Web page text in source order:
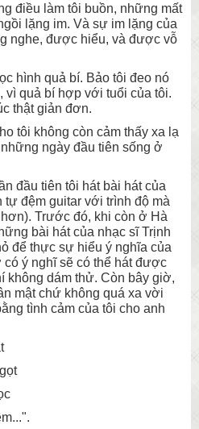
điều làm tôi buồn, những mất
lặng im. Và sự im lặng của
nghe, được hiểu, và được vỗ
hình quả bí. Bảo tôi đeo nó
vì quả bí hợp với tuổi của tôi.
thật giản đơn.
tôi không còn cảm thấy xa lạ
ngày đầu tiên sống ở
đầu tiên tôi hát bài hát của
tự đệm guitar với trình độ mà
Trước đó, khi còn ở Hà
bài hát của nhạc sĩ Trịnh
để thực sự hiểu ý nghĩa của
ý nghĩ sẽ có thể hát được
không dám thử. Còn bây giờ,
mật chứ không quá xa vời
tình cảm của tôi cho anh